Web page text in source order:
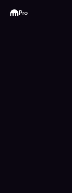
Kraken
Pro